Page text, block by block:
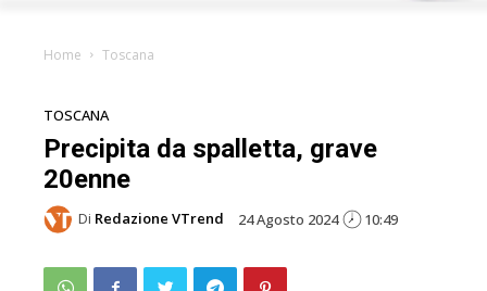
Home Toscana
TOSCANA
Precipita da spalletta, grave
20enne
Di Redazione VTrend 24 Agosto 2024 10:49